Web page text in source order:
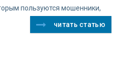
пользуются мошенники,
читать статью